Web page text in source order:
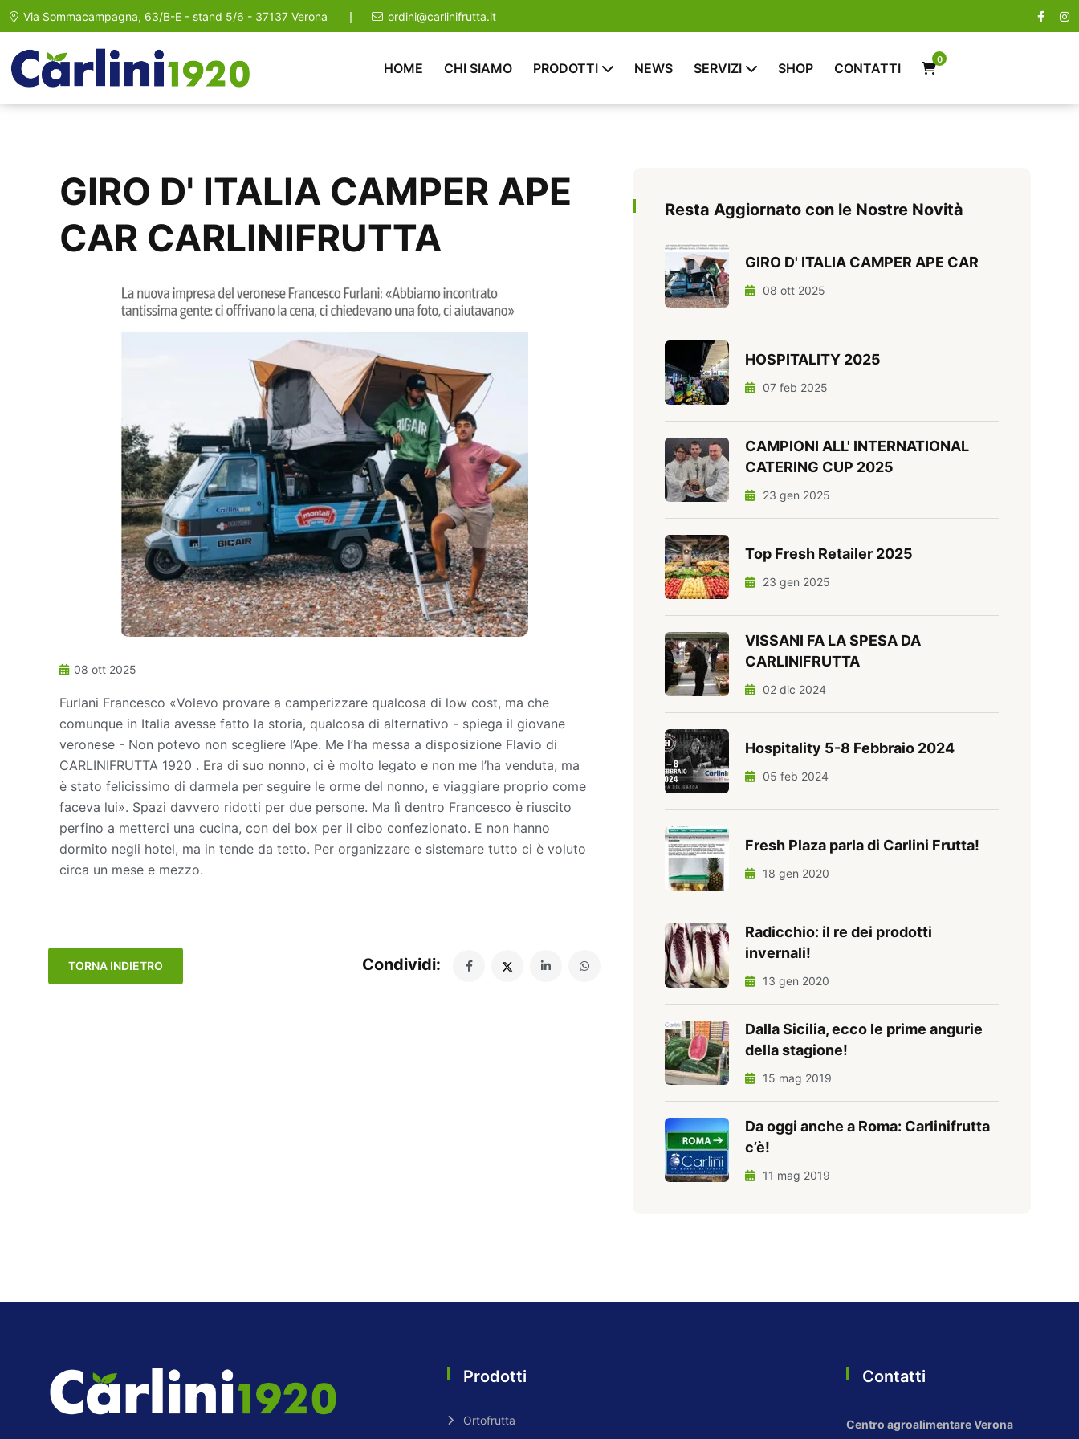
Via Sommacampagna, 63/B-E - stand 5/6 - 37137 Verona ordini@carlinifrutta.it
HOME CHI SIAMO PRODOTTI NEWS SERVIZI SHOP CONTATTI
0
GIRO D' ITALIA CAMPER APE
CAR CARLINIFRUTTA
08 ott 2025
Furlani Francesco «Volevo provare a camperizzare qualcosa di low cost, ma che
comunque in Italia avesse fatto la storia, qualcosa di alternativo - spiega il giovane
veronese - Non potevo non scegliere l’Ape. Me l’ha messa a disposizione Flavio di
CARLINIFRUTTA 1920 . Era di suo nonno, ci è molto legato e non me l’ha venduta, ma
è stato felicissimo di darmela per seguire le orme del nonno, e viaggiare proprio come
faceva lui». Spazi davvero ridotti per due persone. Ma lì dentro Francesco è riuscito
perfino a metterci una cucina, con dei box per il cibo confezionato. E non hanno
dormito negli hotel, ma in tende da tetto. Per organizzare e sistemare tutto ci è voluto
circa un mese e mezzo.
TORNA INDIETRO Condividi:
Resta Aggiornato con le Nostre Novità
GIRO D' ITALIA CAMPER APE CAR
08 ott 2025
HOSPITALITY 2025
07 feb 2025
CAMPIONI ALL' INTERNATIONAL
CATERING CUP 2025
23 gen 2025
Top Fresh Retailer 2025
23 gen 2025
VISSANI FA LA SPESA DA
CARLINIFRUTTA
02 dic 2024
Hospitality 5-8 Febbraio 2024
05 feb 2024
Fresh Plaza parla di Carlini Frutta!
18 gen 2020
Radicchio: il re dei prodotti
invernali!
13 gen 2020
Dalla Sicilia, ecco le prime angurie
della stagione!
15 mag 2019
Da oggi anche a Roma: Carlinifrutta
c’è!
11 mag 2019
Prodotti
Ortofrutta
Contatti
Centro agroalimentare Verona